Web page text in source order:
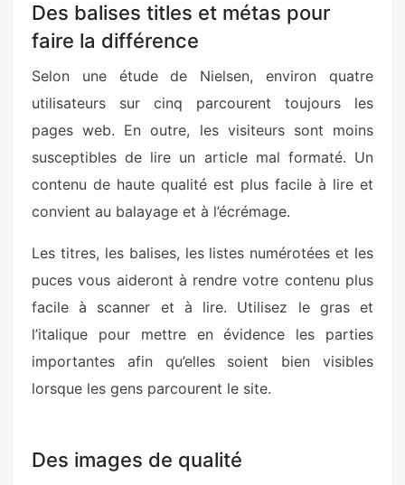
Des balises titles et métas pour
faire la différence
Selon une étude de Nielsen, environ quatre
utilisateurs sur cinq parcourent toujours les
pages web. En outre, les visiteurs sont moins
susceptibles de lire un article mal formaté. Un
contenu de haute qualité est plus facile à lire et
convient au balayage et à l’écrémage.
Les titres, les balises, les listes numérotées et les
puces vous aideront à rendre votre contenu plus
facile à scanner et à lire. Utilisez le gras et
l’italique pour mettre en évidence les parties
importantes afin qu’elles soient bien visibles
lorsque les gens parcourent le site.
Des images de qualité